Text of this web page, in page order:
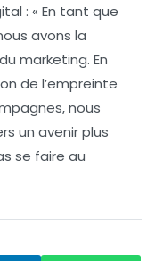
: « En tant que
avons la
marketing. En
de l’empreinte
nous
un avenir plus
se faire au